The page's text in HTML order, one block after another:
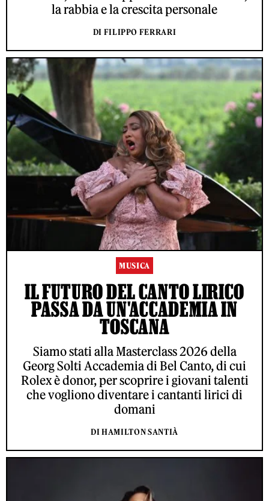
la rabbia e la crescita personale
DI FILIPPO FERRARI
MUSICA
IL FUTURO DEL CANTO LIRICO
PASSA DA UN'ACCADEMIA IN
TOSCANA
Siamo stati alla Masterclass 2026 della
Georg Solti Accademia di Bel Canto, di cui
Rolex è donor, per scoprire i giovani talenti
che vogliono diventare i cantanti lirici di
domani
DI HAMILTON SANTIÀ